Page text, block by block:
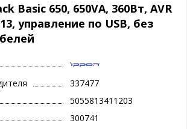
Basic 650, 650VA, 360Вт, AVR
управление по USB, без
337477
5055813411203
300741